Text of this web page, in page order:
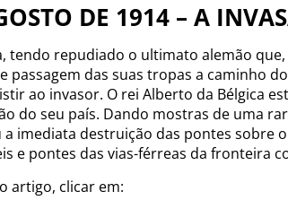
DE 1914 – A
tendo repudiado o ultimato alemão
passagem das suas tropas a caminho
ao invasor. O rei Alberto da Bélgica
do seu país. Dando mostras de uma
imediata destruição das pontes sobre
e pontes das vias-férreas da fronteira
artigo, clicar em: